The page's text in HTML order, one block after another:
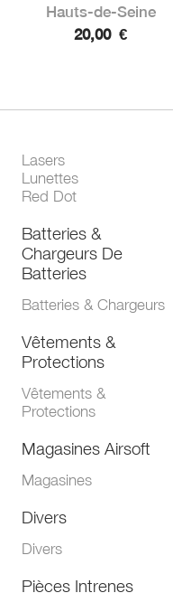
Hauts-de-Seine
20,00 €
Lasers
Lunettes
Red Dot
Batteries &
Chargeurs De
Batteries
Batteries & Chargeurs
Vêtements &
Protections
Vêtements &
Protections
Magasines Airsoft
Magasines
Divers
Divers
Pièces Intrenes